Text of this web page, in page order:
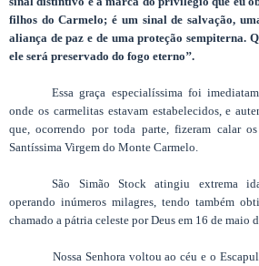
filhos do Carmelo; é um sinal de salvação,
aliança de paz e de uma proteção sempiterna.
ele será preservado do fogo eterno’’.
Essa graça especialíssima foi
onde os carmelitas estavam estabelecidos, e
que, ocorrendo por toda parte, fizeram calar
Santíssima Virgem do Monte Carmelo.
São Simão Stock atingiu extrema
operando inúmeros milagres, tendo também
chamado a pátria celeste por Deus em 16 de maio
Nossa Senhora voltou ao céu e o